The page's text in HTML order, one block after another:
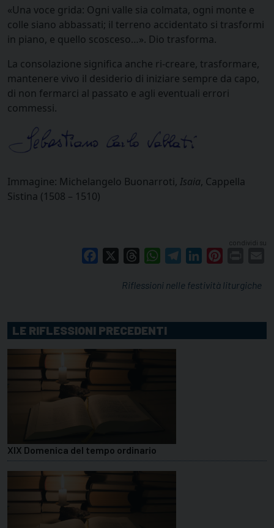
«Una voce grida: Ogni valle sia colmata, ogni monte e
colle siano abbassati; il terreno accidentato si trasformi
in piano, e quello scosceso…». Dio trasforma.
La consolazione significa anche ri-creare, trasformare,
mantenere vivo il desiderio di iniziare sempre da capo,
di non fermarci al passato e agli eventuali errori
commessi.
Immagine: Michelangelo Buonarroti, Isaia, Cappella
Sistina (1508 – 1510)
condividi su
Facebook ThreadsWhatsAppTelegramLinkedIn
Riflessioni nelle festività liturgiche
LE RIFLESSIONI PRECEDENTI
XIX Domenica del tempo ordinario